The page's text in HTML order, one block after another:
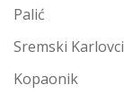
Palić
Sremski Karlovci
Kopaonik